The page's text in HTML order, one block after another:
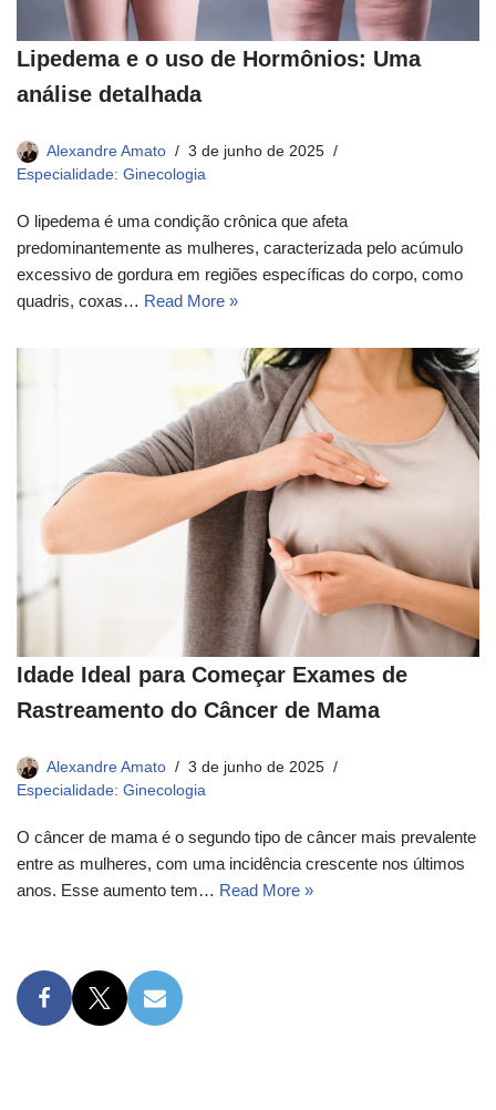
Lipedema e o uso de Hormônios: Uma
análise detalhada
Alexandre Amato
3 de junho de 2025
Especialidade: Ginecologia
O lipedema é uma condição crônica que afeta
predominantemente as mulheres, caracterizada pelo acúmulo
excessivo de gordura em regiões específicas do corpo, como
quadris, coxas… Read More »
Idade Ideal para Começar Exames de
Rastreamento do Câncer de Mama
Alexandre Amato
3 de junho de 2025
Especialidade: Ginecologia
O câncer de mama é o segundo tipo de câncer mais prevalente
entre as mulheres, com uma incidência crescente nos últimos
anos. Esse aumento tem… Read More »